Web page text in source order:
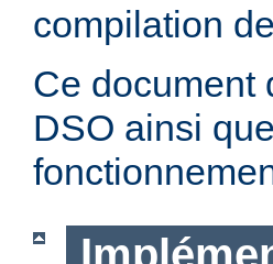
compilation
Ce document
DSO ainsi